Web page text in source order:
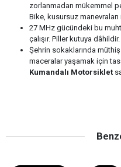
zorlanmadan mükemmel
Bike, kusursuz
27 MHz gücündeki bu
çalışır. Piller kutuya dâhildir.
Şehrin sokaklarında
maceralar yaşamak için
Kumandalı Motorsiklet